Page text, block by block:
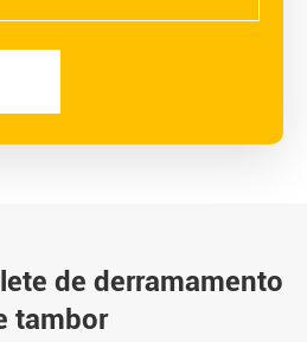
de derramamento
tambor